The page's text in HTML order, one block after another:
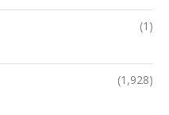
(1)
(1,928)